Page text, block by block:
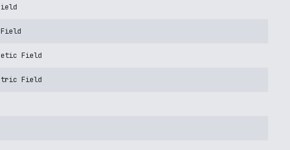
Field
Field
Field